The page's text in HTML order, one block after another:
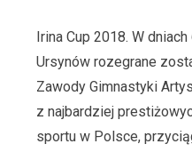
Irina Cup 2018. W
Ursynów rozegrane
Zawody Gimnastyki
z najbardziej
sportu w Polsce,